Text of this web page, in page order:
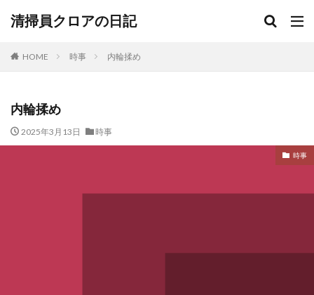
清掃員クロアの日記
HOME 時事 内輪揉め
内輪揉め
2025年3月13日 時事
時事